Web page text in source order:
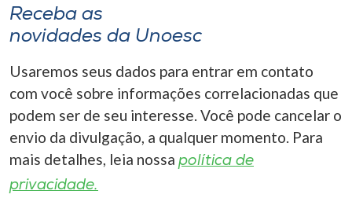
Receba as
novidades da Unoesc
Usaremos seus dados para entrar em contato
com você sobre informações correlacionadas que
podem ser de seu interesse. Você pode cancelar o
envio da divulgação, a qualquer momento. Para
mais detalhes, leia nossa política de
privacidade.